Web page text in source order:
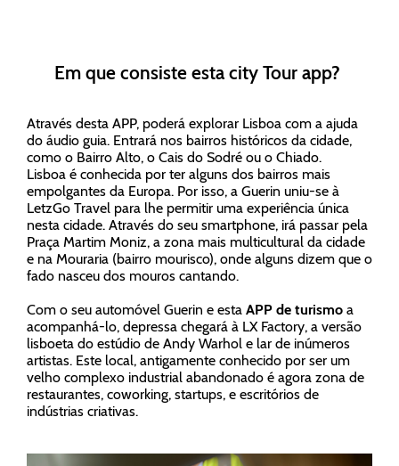
Em que consiste esta city Tour app?
Através desta APP, poderá explorar Lisboa com a ajuda
do áudio guia. Entrará nos bairros históricos da cidade,
como o Bairro Alto, o Cais do Sodré ou o Chiado.
Lisboa é conhecida por ter alguns dos bairros mais
empolgantes da Europa. Por isso, a Guerin uniu-se à
LetzGo Travel para lhe permitir uma experiência única
nesta cidade. Através do seu smartphone, irá passar pela
Praça Martim Moniz, a zona mais multicultural da cidade
e na Mouraria (bairro mourisco), onde alguns dizem que o
fado nasceu dos mouros cantando.
Com o seu automóvel Guerin e esta APP de turismo a
acompanhá-lo, depressa chegará à LX Factory, a versão
lisboeta do estúdio de Andy Warhol e lar de inúmeros
artistas. Este local, antigamente conhecido por ser um
velho complexo industrial abandonado é agora zona de
restaurantes, coworking, startups, e escritórios de
indústrias criativas.